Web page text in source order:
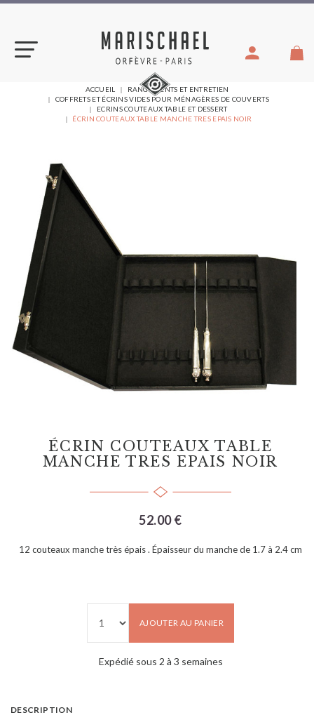
Aller
VOUS
ÊTES
ICI :
ACCUEIL
RANGEMENTS ET ENTRETIEN
COFFRETS ET ÉCRINS VIDES POUR MÉNAGÈRES DE COUVERTS
ECRINS COUTEAUX TABLE ET DESSERT
ÉCRIN COUTEAUX TABLE MANCHE TRES EPAIS NOIR
ÉCRIN COUTEAUX TABLE
MANCHE TRES EPAIS NOIR
52.00 €
12 couteaux manche très épais . Épaisseur du manche de 1.7 à 2.4 cm
AJOUTER AU PANIER
Expédié sous 2 à 3 semaines
DESCRIPTION